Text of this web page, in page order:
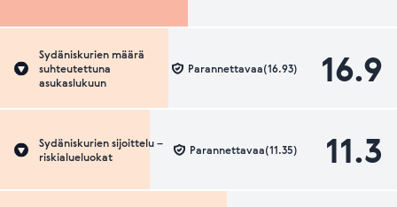
Sydäniskurien määrä
suhteutettuna
asukaslukuun
16.9
Parannettavaa(16.93)
Sydäniskurien sijoittelu –
riskialueluokat
11.3
Parannettavaa(11.35)